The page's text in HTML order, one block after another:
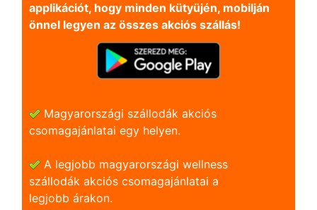
applikációt, hogy minden kütyüjén, mobilján
önnel legyen az összes akciós szállás!
Magyarországi szállodák akciós
csomagajánlatai egy helyen.
A legjobb magyarországi wellness
szállodák akciós csomagajánlatai a
legjobb árakon.